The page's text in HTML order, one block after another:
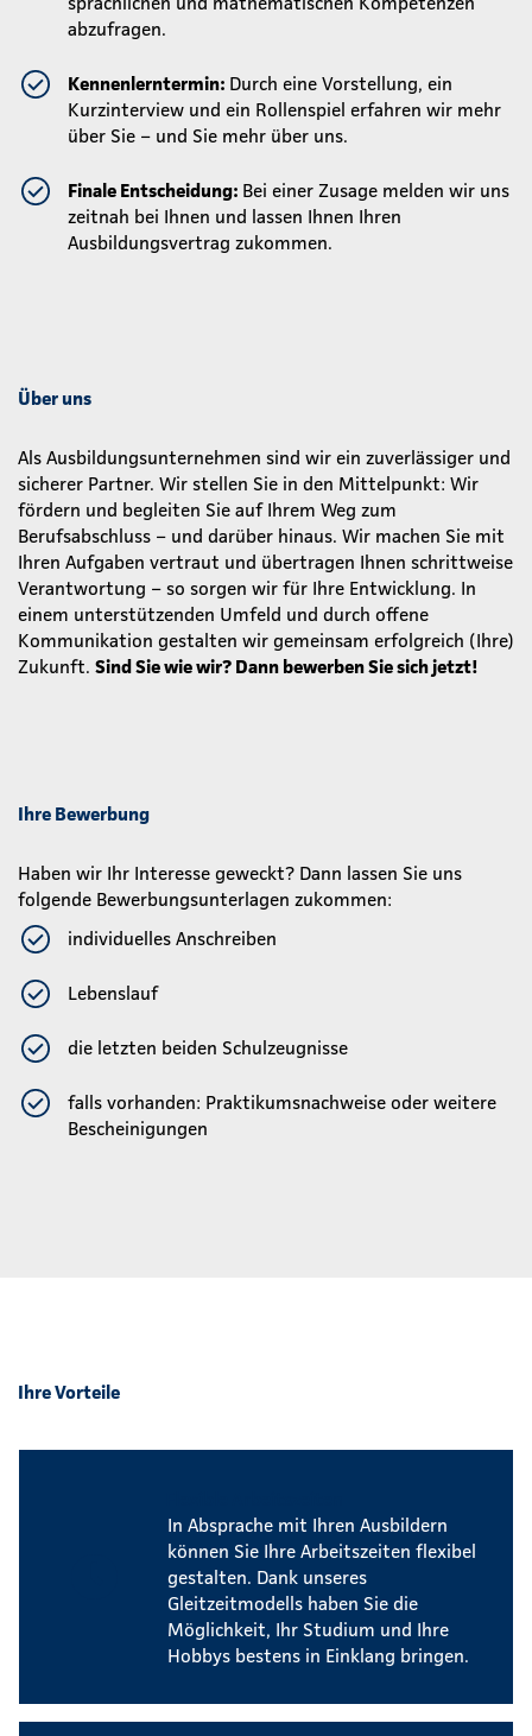
abzufragen.
Kennenlerntermin: Durch eine Vorstellung, ein
Kurzinterview und ein Rollenspiel erfahren wir mehr
über Sie – und Sie mehr über uns.
Finale Entscheidung: Bei einer Zusage melden wir uns
zeitnah bei Ihnen und lassen Ihnen Ihren
Ausbildungsvertrag zukommen.
Über uns
Als Ausbildungsunternehmen sind wir ein zuverlässiger und
sicherer Partner. Wir stellen Sie in den Mittelpunkt: Wir
fördern und begleiten Sie auf Ihrem Weg zum
Berufsabschluss – und darüber hinaus. Wir machen Sie mit
Ihren Aufgaben vertraut und übertragen Ihnen schrittweise
Verantwortung – so sorgen wir für Ihre Entwicklung. In
einem unterstützenden Umfeld und durch offene
Kommunikation gestalten wir gemeinsam erfolgreich (Ihre)
Zukunft. Sind Sie wie wir? Dann bewerben Sie sich jetzt!
Ihre Bewerbung
Haben wir Ihr Interesse geweckt? Dann lassen Sie uns
folgende Bewerbungsunterlagen zukommen:
individuelles Anschreiben
Lebenslauf
die letzten beiden Schulzeugnisse
falls vorhanden: Praktikumsnachweise oder weitere
Bescheinigungen
Ihre Vorteile
In Absprache mit Ihren Ausbildern
können Sie Ihre Arbeitszeiten flexibel
gestalten. Dank unseres
Gleitzeitmodells haben Sie die
Möglichkeit, Ihr Studium und Ihre
Hobbys bestens in Einklang bringen.